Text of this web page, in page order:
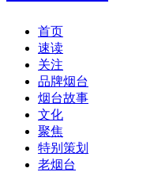
首页
速读
关注
品牌烟台
烟台故事
文化
聚焦
特别策划
老烟台